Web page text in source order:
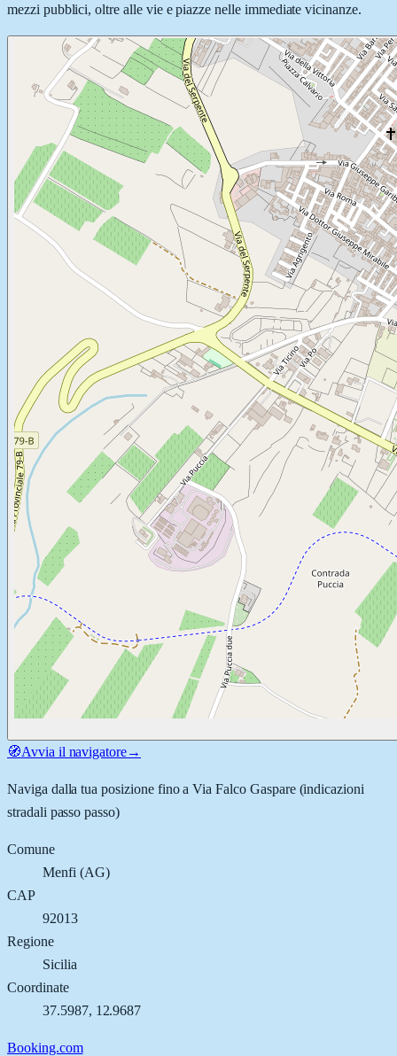
mezzi pubblici, oltre alle vie e piazze nelle immediate vicinanze.
🧭Avvia il navigatore→
Naviga dalla tua posizione fino aVia Falco Gaspare(indicazioni
stradali passo passo)
Comune
Menfi (AG)
CAP
92013
Regione
Sicilia
Coordinate
37.5987, 12.9687
Booking.com